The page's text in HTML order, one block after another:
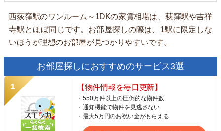
西荻窪駅のワンルーム～1DKの家賃相場は、荻窪駅や吉祥
寺駅とほぼ同じです。お部屋探しの際は、1駅に限定しな
いほうが理想のお部屋が見つかりやすいです。
お部屋探しにおすすめのサービス3選
【物件情報を毎日更新】
・550万件以上の圧倒的な物件数
・通知機能で物件を見逃さない
・最大5万円のお祝い金がもらえる